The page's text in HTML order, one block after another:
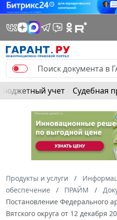
Бюджетный учет Судебная
Продукты и услуги
обеспечение
ПРАЙМ
Постановление Федерального
Вятского округа от 12 декабря